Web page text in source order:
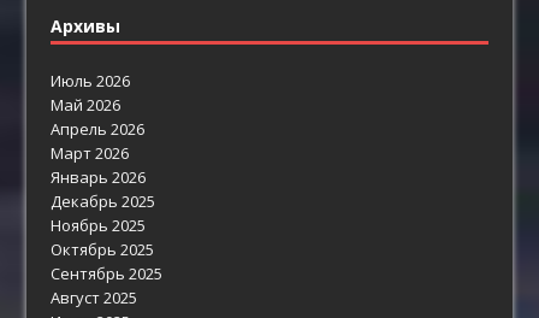
Архивы
Июль 2026
Май 2026
Апрель 2026
Март 2026
Январь 2026
Декабрь 2025
Ноябрь 2025
Октябрь 2025
Сентябрь 2025
Август 2025